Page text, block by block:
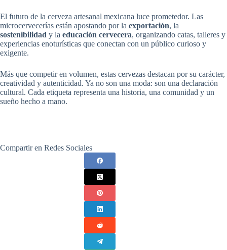
El futuro de la cerveza artesanal mexicana luce prometedor. Las
microcervecerías están apostando por la exportación, la
sostenibilidad y la educación cervecera, organizando catas, talleres y
experiencias enoturísticas que conectan con un público curioso y
exigente.
Más que competir en volumen, estas cervezas destacan por su carácter,
creatividad y autenticidad. Ya no son una moda: son una declaración
cultural. Cada etiqueta representa una historia, una comunidad y un
sueño hecho a mano.
Compartir en Redes Sociales